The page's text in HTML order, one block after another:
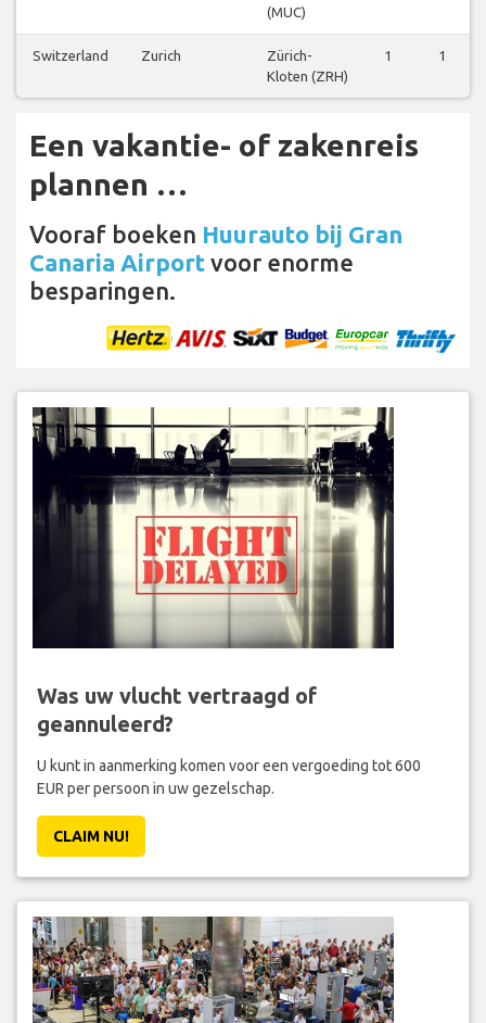
(MUC)
Switzerland Zurich
Zürich-
Kloten (ZRH)
1 1
Een vakantie- of zakenreis
plannen …
Vooraf boeken Huurauto bij Gran
Canaria Airport voor enorme
besparingen.
Was uw vlucht vertraagd of
geannuleerd?
U kunt in aanmerking komen voor een vergoeding tot 600
EUR per persoon in uw gezelschap.
CLAIM NU!